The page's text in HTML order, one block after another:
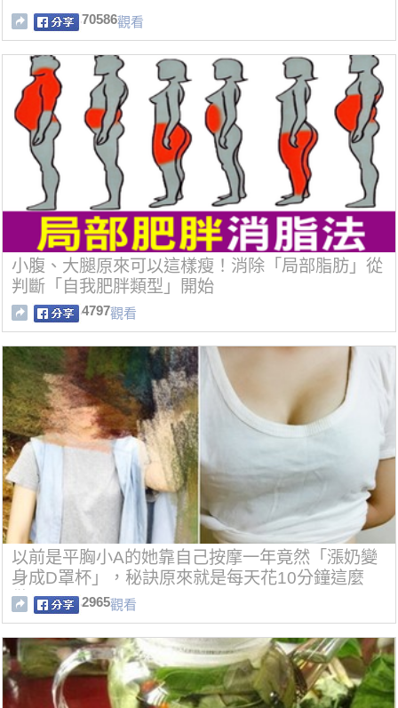
70586觀看
小腹、大腿原來可以這樣瘦！消除「局部脂肪」從
判斷「自我肥胖類型」開始
4797觀看
以前是平胸小A的她靠自己按摩一年竟然「漲奶變
身成D罩杯」，秘訣原來就是每天花10分鐘這麼
做！
2965觀看